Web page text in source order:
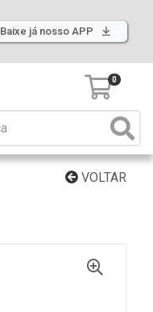
Baixe já nosso APP
0
VOLTAR